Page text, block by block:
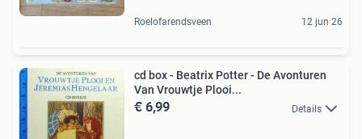
Roelofarendsveen 12 jun 26
cd box - Beatrix Potter - De Avonturen
Van Vrouwtje Plooi...
€ 6,99 Details